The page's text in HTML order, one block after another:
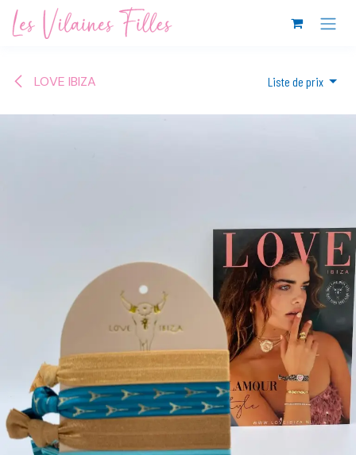
Se rendre au contenu
LOVE IBIZA Liste de prix